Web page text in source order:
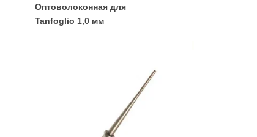
Оптоволоконная для
Tanfoglio 1,0 мм